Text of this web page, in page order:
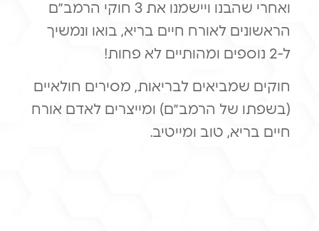
ואחרי שהבנו ויישמנו את 3 חוקי הרמב״ם
הראשונים לאורח חיים בריא, בואו ונמשיך
חוקים שמביאים לבריאות, מסירים חולאיים
(בשפתו של הרמב״ם) ומייצרים לאדם אורח
חיים בריא, טוב ומייטיב.